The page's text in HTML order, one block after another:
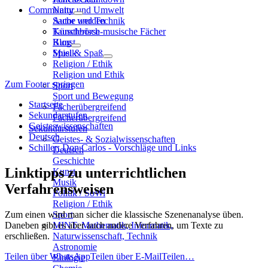
Natur und Umwelt
Sache und Technik
Künstlerisch-musische Fächer
Kunst
Musik
Religion / Ethik
Religion und Ethik
Sport
Sport und Bewegung
Fächerübergreifend
Fächerübergreifend
Sekundarstufen
Geistes- & Sozialwissenschaften
Deutsch
Geschichte
Kunst
Musik
Politik / SoWi
Religion / Ethik
Sport
MINT: Mathematik, Informatik,
Naturwissenschaft, Technik
Astronomie
Biologie
Community
Autor werden
Tauschbörse
Blog
Spiel & Spaß
Zum Footer springen
Startseite
Sekundarstufen
Geisteswissenschaften
Deutsch
Schiller: Don Carlos - Vorschläge und Links
Linktipps zu unterrichtlichen
Verfahrensweisen
Zum einen wird man sicher die klassische Szenenanalyse üben.
Daneben gibt es aber auch andere Verfahren, um Texte zu
erschließen.
Teilen über WhatsAppTeilen über E-MailTeilen…